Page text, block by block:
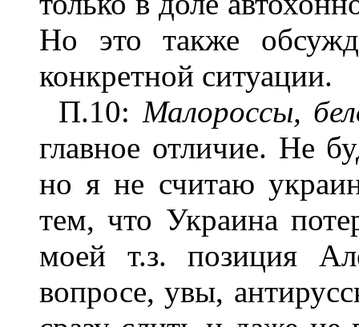
Но это также
конкретной ситуации.
П.10: Малороссы,
главное отличие. Не
но я не считаю
тем, что Украина
моей т.з. позиция
вопросе, увы,